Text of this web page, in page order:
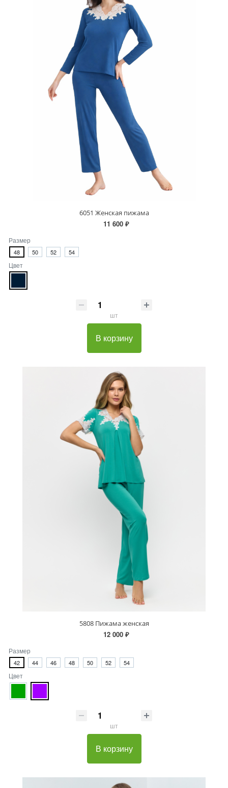
6051 Женская пижама
11 600 ₽
Размер
48 50 52 54
Цвет
шт
В корзину
5808 Пижама женская
12 000 ₽
Размер
42 44 46 48 50 52 54
Цвет
шт
В корзину